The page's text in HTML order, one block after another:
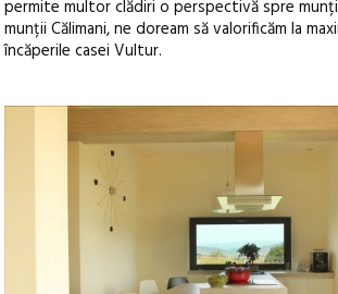
permite multor clădiri o perspectivă spre
munții Călimani, ne doream să valorificăm la
încăperile casei Vultur.